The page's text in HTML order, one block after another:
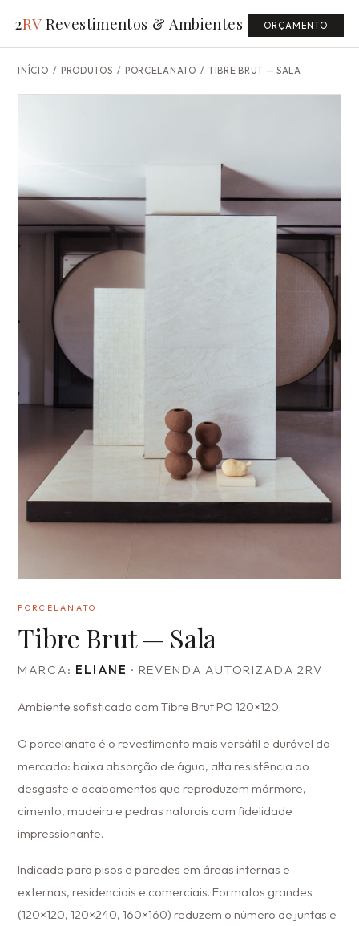
2RVRevestimentos & Ambientes ORÇAMENTO
INÍCIO / PRODUTOS / PORCELANATO /TIBRE BRUT — SALA
PORCELANATO
Tibre Brut — Sala
MARCA: ELIANE · REVENDA AUTORIZADA 2RV
Ambiente sofisticado com Tibre Brut PO 120×120.
O porcelanato é o revestimento mais versátil e durável do
mercado: baixa absorção de água, alta resistência ao
desgaste e acabamentos que reproduzem mármore,
cimento, madeira e pedras naturais com fidelidade
impressionante.
Indicado para pisos e paredes em áreas internas e
externas, residenciais e comerciais. Formatos grandes
(120×120, 120×240, 160×160) reduzem o número de juntas e